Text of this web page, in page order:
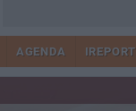
AGENDA IREPORT